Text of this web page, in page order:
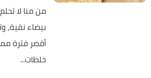
من منا لا
بيضاء
أقصر فترة
خلطات...